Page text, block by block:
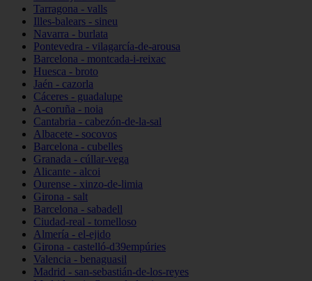
Tarragona - valls
Illes-balears - sineu
Navarra - burlata
Pontevedra - vilagarcía-de-arousa
Barcelona - montcada-i-reixac
Huesca - broto
Jaén - cazorla
Cáceres - guadalupe
A-coruña - noia
Cantabria - cabezón-de-la-sal
Albacete - socovos
Barcelona - cubelles
Granada - cúllar-vega
Alicante - alcoi
Ourense - xinzo-de-limia
Girona - salt
Barcelona - sabadell
Ciudad-real - tomelloso
Almería - el-ejido
Girona - castelló-d39empúries
Valencia - benaguasil
Madrid - san-sebastián-de-los-reyes